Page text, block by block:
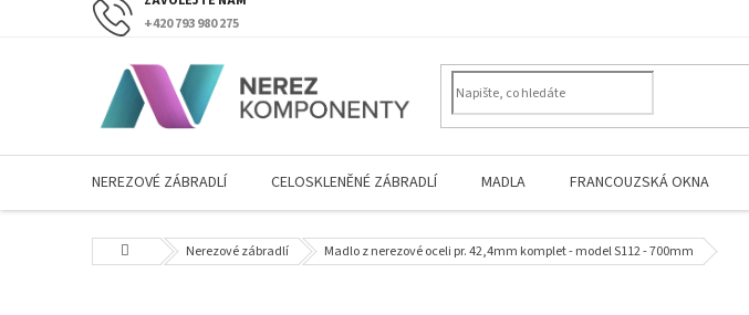
+420 793 980 275
NEREZOVÉ ZÁBRADLÍ CELOSKLENĚNÉ ZÁBRADLÍ MADLA FRANCOUZSKÁ OKNA
Domů Nerezové zábradlí Madlo z nerezové oceli pr. 42,4mm komplet - model S112 - 700mm